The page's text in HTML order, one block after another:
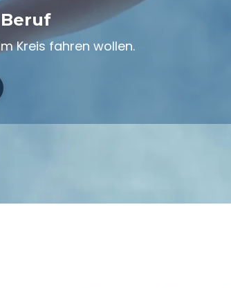
Kreis fahren wollen.